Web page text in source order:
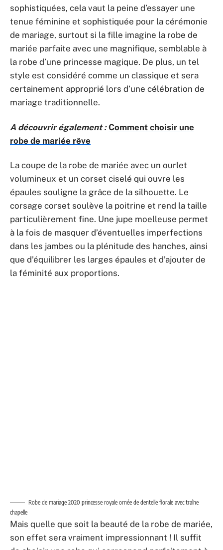
sophistiquées, cela vaut la peine d’essayer une
tenue féminine et sophistiquée pour la cérémonie
de mariage, surtout si la fille imagine la robe de
mariée parfaite avec une magnifique, semblable à
la robe d’une princesse magique. De plus, un tel
style est considéré comme un classique et sera
certainement approprié lors d’une célébration de
mariage traditionnelle.
A découvrir également : Comment choisir une
robe de mariée rêve
La coupe de la robe de mariée avec un ourlet
volumineux et un corset ciselé qui ouvre les
épaules souligne la grâce de la silhouette. Le
corsage corset soulève la poitrine et rend la taille
particulièrement fine. Une jupe moelleuse permet
à la fois de masquer d’éventuelles imperfections
dans les jambes ou la plénitude des hanches, ainsi
que d’équilibrer les larges épaules et d’ajouter de
la féminité aux proportions.
La version classique des modèles de robe de
mariée princesse se compose d’une jupe
volumineuse et d’un corset ou d’un haut ajusté.
Les jupons moulants résistant à la forme, les jupes